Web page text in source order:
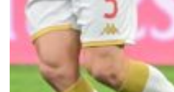
Robe di Kappa x Genoa
Vintage Collection
Red&Blue Voices